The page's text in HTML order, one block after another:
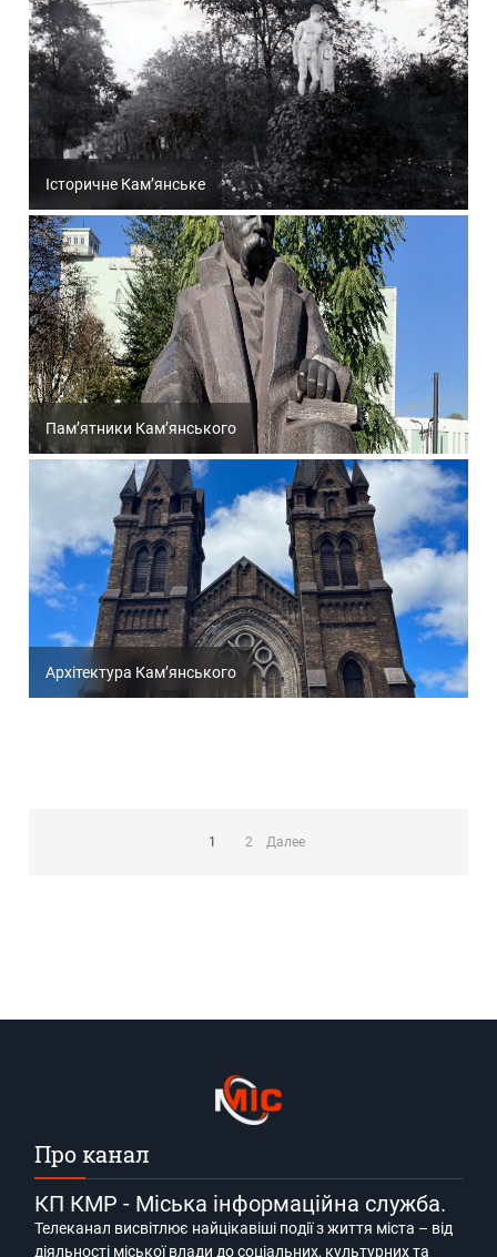
Історичне Кам’янське
Пам’ятники Кам’янського
Архітектура Кам’янського
1 2 Далее
Про канал
КП КМР - Міська інформаційна служба.
Телеканал висвітлює найцікавіші події з життя міста – від
діяльності міської влади до соціальних, культурних та